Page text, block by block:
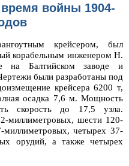
время войны 1904-
крейсером, был
корабельным инженером Н.
на Балтийском заводе и
были разработаны под
крейсера 6200 т,
осадка 7,6 м. Мощность
скорость до 17,5 узла.
миллиметровых, шести 120-
миллиметровых, четырех 37-
орудий, а также четырех